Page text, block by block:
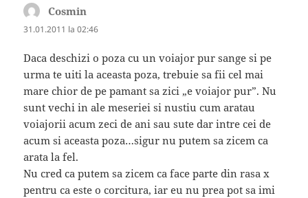
Cosmin
31.01.2011 la 02:46
Daca deschizi o poza cu un voiajor pur sange si pe
urma te uiti la aceasta poza, trebuie sa fii cel mai
mare chior de pe pamant sa zici „e voiajor pur”. Nu
sunt vechi in ale meseriei si nustiu cum aratau
voiajorii acum zeci de ani sau sute dar intre cei de
acum si aceasta poza…sigur nu putem sa zicem ca
arata la fel.
Nu cred ca putem sa zicem ca face parte din rasa x
pentru ca este o corcitura, iar eu nu prea pot sa imi